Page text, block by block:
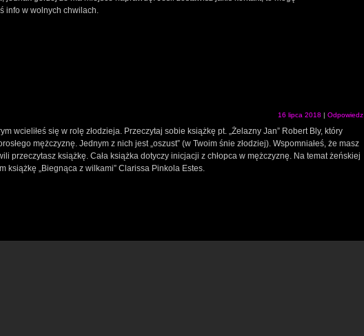
info w wolnych chwilach.
16 lipca 2018 | Odpowiedz
wcieliłeś się w rolę złodzieja. Przeczytaj sobie książkę pt. „Żelazny Jan” Robert Bly, który
mężczyznę. Jednym z nich jest „oszust” (w Twoim śnie złodziej). Wspomniałeś, że masz
przeczytasz książkę. Cała książka dotyczy inicjacji z chłopca w mężczyznę. Na temat żeńskiej
książkę „Biegnąca z wilkami” Clarissa Pinkola Estes.